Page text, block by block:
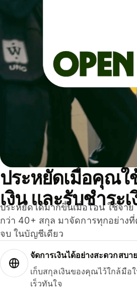
ประหยัดเมื่อคุณใ
เงิน และรับชำระเ
ประหยัดได้มากขึ้นเมื่อโอน ใช้จ่าย
กว่า 40+ สกุล มาจัดการทุกอย่าง
จบ ในบัญชีเดียว
จัดการเงินได้อย่างสะดวกสบา
เก็บสกุลเงินของคุณไว้ใกล้มือ
เร็วทันใจ